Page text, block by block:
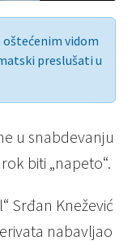
vidom
preslušati u
u snabdevanju
biti „napeto“.
Srđan Knežević
nabavljao